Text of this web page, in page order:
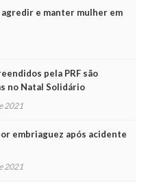
e manter mulher em
pela PRF são
no Natal Solidário
2021
embriaguez após acidente
2021